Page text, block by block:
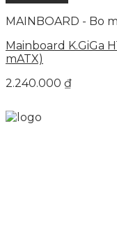
MAINBOARD - Bo
Mainboard K.GiGa
mATX)
2.240.000 ₫